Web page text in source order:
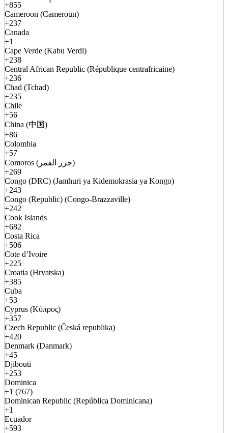
+855
Cameroon (Cameroun)
+237
Canada
+1
Cape Verde (Kabu Verdi)
+238
Central African Republic (République centrafricaine)
+236
Chad (Tchad)
+235
Chile
+56
China (中国)
+86
Colombia
+57
Comoros (جزر القمر)
+269
Congo (DRC) (Jamhuri ya Kidemokrasia ya Kongo)
+243
Congo (Republic) (Congo-Brazzaville)
+242
Cook Islands
+682
Costa Rica
+506
Cote d’Ivoire
+225
Croatia (Hrvatska)
+385
Cuba
+53
Cyprus (Κύπρος)
+357
Czech Republic (Česká republika)
+420
Denmark (Danmark)
+45
Djibouti
+253
Dominica
+1 (767)
Dominican Republic (República Dominicana)
+1
Ecuador
+593